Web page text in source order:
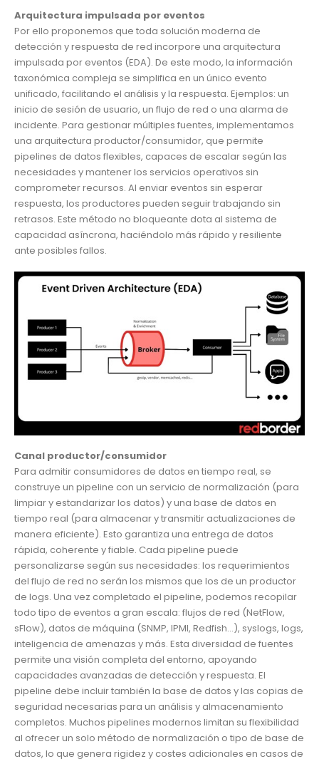
Arquitectura impulsada por eventos
Por ello proponemos que toda solución moderna de
detección y respuesta de red incorpore una arquitectura
impulsada por eventos (EDA). De este modo, la información
taxonómica compleja se simplifica en un único evento
unificado, facilitando el análisis y la respuesta. Ejemplos: un
inicio de sesión de usuario, un flujo de red o una alarma de
incidente. Para gestionar múltiples fuentes, implementamos
una arquitectura productor/consumidor, que permite
pipelines de datos flexibles, capaces de escalar según las
necesidades y mantener los servicios operativos sin
comprometer recursos. Al enviar eventos sin esperar
respuesta, los productores pueden seguir trabajando sin
retrasos. Este método no bloqueante dota al sistema de
capacidad asíncrona, haciéndolo más rápido y resiliente
ante posibles fallos.
Canal productor/consumidor
Para admitir consumidores de datos en tiempo real, se
construye un pipeline con un servicio de normalización (para
limpiar y estandarizar los datos) y una base de datos en
tiempo real (para almacenar y transmitir actualizaciones de
manera eficiente). Esto garantiza una entrega de datos
rápida, coherente y fiable. Cada pipeline puede
personalizarse según sus necesidades: los requerimientos
del flujo de red no serán los mismos que los de un productor
de logs. Una vez completado el pipeline, podemos recopilar
todo tipo de eventos a gran escala: flujos de red (NetFlow,
sFlow), datos de máquina (SNMP, IPMI, Redfish…), syslogs, logs,
inteligencia de amenazas y más. Esta diversidad de fuentes
permite una visión completa del entorno, apoyando
capacidades avanzadas de detección y respuesta. El
pipeline debe incluir también la base de datos y las copias de
seguridad necesarias para un análisis y almacenamiento
completos. Muchos pipelines modernos limitan su flexibilidad
al ofrecer un solo método de normalización o tipo de base de
datos, lo que genera rigidez y costes adicionales en casos de